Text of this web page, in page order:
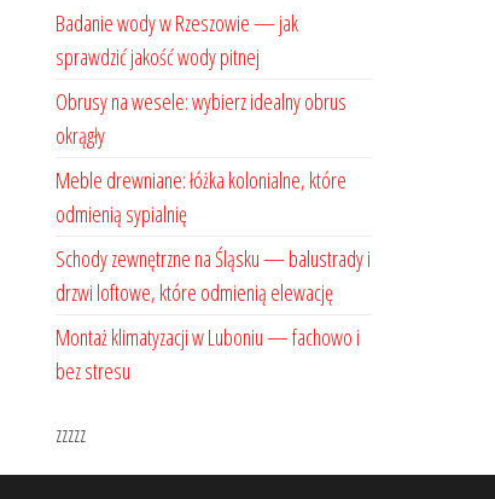
Badanie wody w Rzeszowie — jak
sprawdzić jakość wody pitnej
Obrusy na wesele: wybierz idealny obrus
okrągły
Meble drewniane: łóżka kolonialne, które
odmienią sypialnię
Schody zewnętrzne na Śląsku — balustrady i
drzwi loftowe, które odmienią elewację
Montaż klimatyzacji w Luboniu — fachowo i
bez stresu
zzzzz